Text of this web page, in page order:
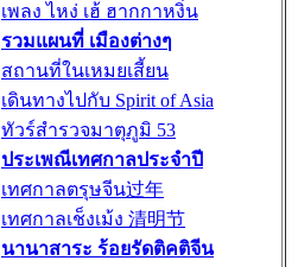
เพลง ไหง่ เฮ้ ฮากกาหงิ่น
รวมแผนที่ เมืองต่างๆ
สถานที่ในเหมยเสี้ยน
เดินทางไปกับ Spirit of Asia
ทัวร์สำรวจมาตุภูมิ 53
ประเพณีเทศกาลประจำปี
เทศกาลตรุษจีน过年
เทศกาลเช็งเม้ง 清明节
นานาสาระ ร้อยรัดติคติจีน